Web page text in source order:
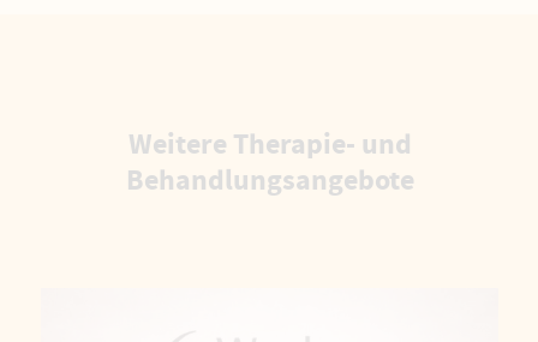
Weitere Therapie- und
Behandlungsangebote